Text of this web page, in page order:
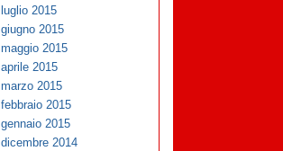
luglio 2015
giugno 2015
maggio 2015
aprile 2015
marzo 2015
febbraio 2015
gennaio 2015
dicembre 2014